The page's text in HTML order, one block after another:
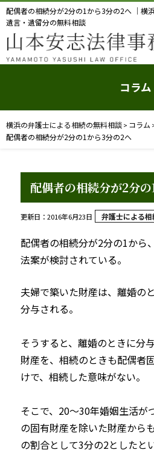
配偶者の相続分が2分の1から3分の2へ ｜横
遺言・遺留分の無料相談
コラム
横浜の弁護士による相続の無料相談 > コラム
配偶者の相続分が2分の1から3分の2へ
配偶者の相続分が2分
更新日：2016年6月23日 弁護士による
配偶者の相続分が2分の1から
法案が検討されている。
夫婦で築いた財産は、離婚の
分与される。
そうすると、離婚のときに分
財産を、相続のときも配偶者
けで、相続した意味がない。
そこで、20～30年婚姻生活が
の固有財産を除いた財産から
の割合として3分の2としたと